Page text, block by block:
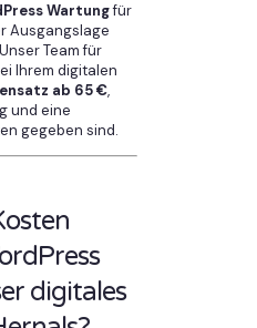
Wartungfür
Ausgangslage
Team für
Ihrem digitalen
ab 65 €,
und eine
gegeben sind.
digitales